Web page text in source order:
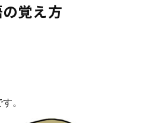
覚え方
す。